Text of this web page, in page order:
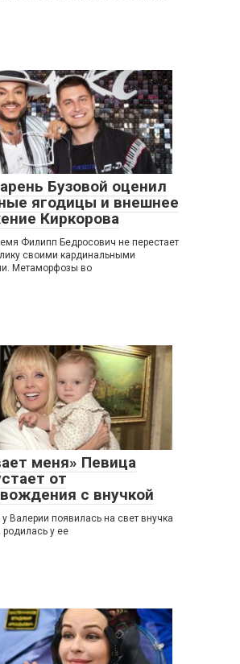
Бузовой оценил
ягодицы и внешнее
Киркорова
Филипп Бедросович не перестает
своими кардинальными
Метаморфозы во
меня» Певица
от
с внучкой
Валерии появилась на свет внучка
у ее